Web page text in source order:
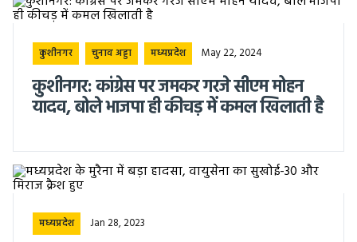
कुशीनगर चुनाव अड्डा मध्यप्रदेश May 22, 2024
कुशीनगर: कांग्रेस पर जमकर गरजे सीएम मोहन
यादव, बोले भाजपा ही कीचड़ में कमल खिलाती है
मध्यप्रदेश Jan 28, 2023